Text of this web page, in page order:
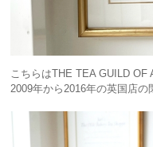
こちらはTHE TEA GUILD OF
2009年から2016年の英国店の